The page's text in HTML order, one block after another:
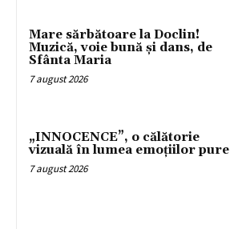
Mare sărbătoare la Doclin!
Muzică, voie bună și dans, de
Sfânta Maria
7 august 2026
„INNOCENCE”, o călătorie
vizuală în lumea emoțiilor pure
7 august 2026